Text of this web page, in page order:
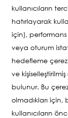
kullanıcıların
hatırlayarak
için), performans
veya oturum
hedefleme
ve
bulunur. Bu
olmadıkları
kullanıcıların